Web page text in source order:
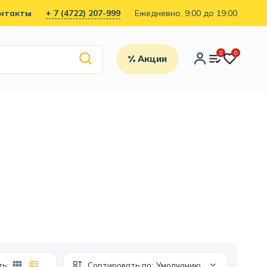
+ 7 (4722) 207-999 Ежедневно, 9:00 до 19:00
Акции
0 0